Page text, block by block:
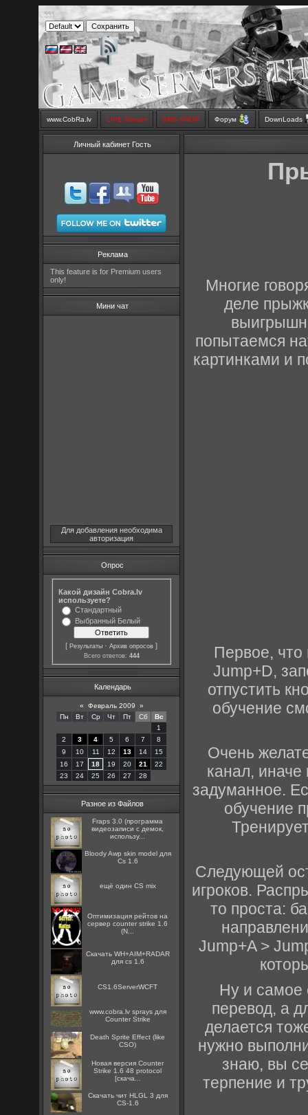
www.CobRa.lv LIVE Stream SMS SHOP Форум DownLoads
Личный кабинет Гость
Реклама
This feature is for Premium users
only!
Мини чат
Для добавления необходима
авторизация
Опрос
Какой дизайн Cobra.lv
используете?
Стандартный
Выбранный Белый
[Результаты ·Архив опросов ]
Всего ответов: 444
Календарь
« Февраль 2009
»
Пн
Вт Ср Чт Пт Сб
Вс
1
2
3 4 5 6 7
8
9
10 11 12 13 14
15
16
17 18 19 20 21
22
23
24 25 26 27 28
Разное из Файлов
Fraps 3.0 (программа
видеозаписи с демок,
использу...
Bloody Awp skin model для
Cs 1.6
ещё один CS mix
Оптимизация рейтов на
сервер counter strike 1.6
(N...
Скачать WH+AIM+RADAR
для cs 1.6
CS1.6ServerWCFT
www.cobra.lv sprays для
Counter Strike
Death Sprite Effect (like
CSO)
Новая версия Counter
Strike 1.6 48 protocol
[скача...
Скачать чит HLGL 3 для
CS-1.6
Многие
деле
попытаемся
картинками и
Первое, что
Jump+D,
отпустить
обучение
Очень
канал,
задуманное.
обучение
Следующей
игроков.
то проста:
Jump+A >
Ну и самое
перевод, а
делается
нужно
знаю, вы
терпение и